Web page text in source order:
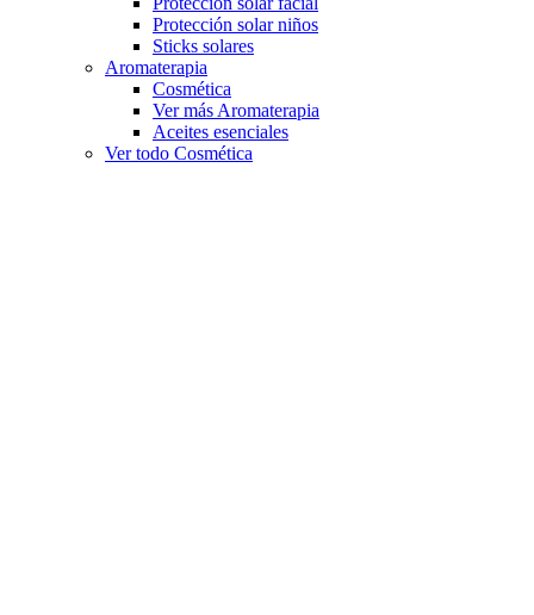
Protección solar niños
Sticks solares
Aromaterapia
Cosmética
Ver más Aromaterapia
Aceites esenciales
Ver todo Cosmética